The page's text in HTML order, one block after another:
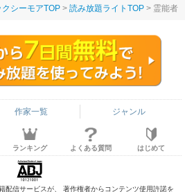
シーモアTOP 読み放題ライトTOP 霊能者
作家一覧 ジャンル
ランキング よくある質問 はじめて
配信サービスが、 著作権者からコンテンツ使用許諾を